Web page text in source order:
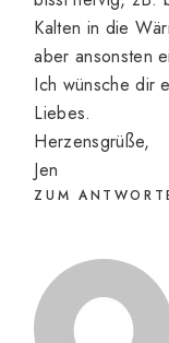
Kalten in die
aber ansonsten
Ich wünsche dir
Liebes.
Herzensgrüße,
Jen
ZUM